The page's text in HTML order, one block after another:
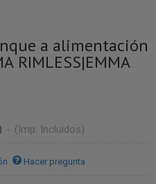
a alimentación
RIMLESS|EMMA
- (Imp. Incluidos)
Hacer pregunta